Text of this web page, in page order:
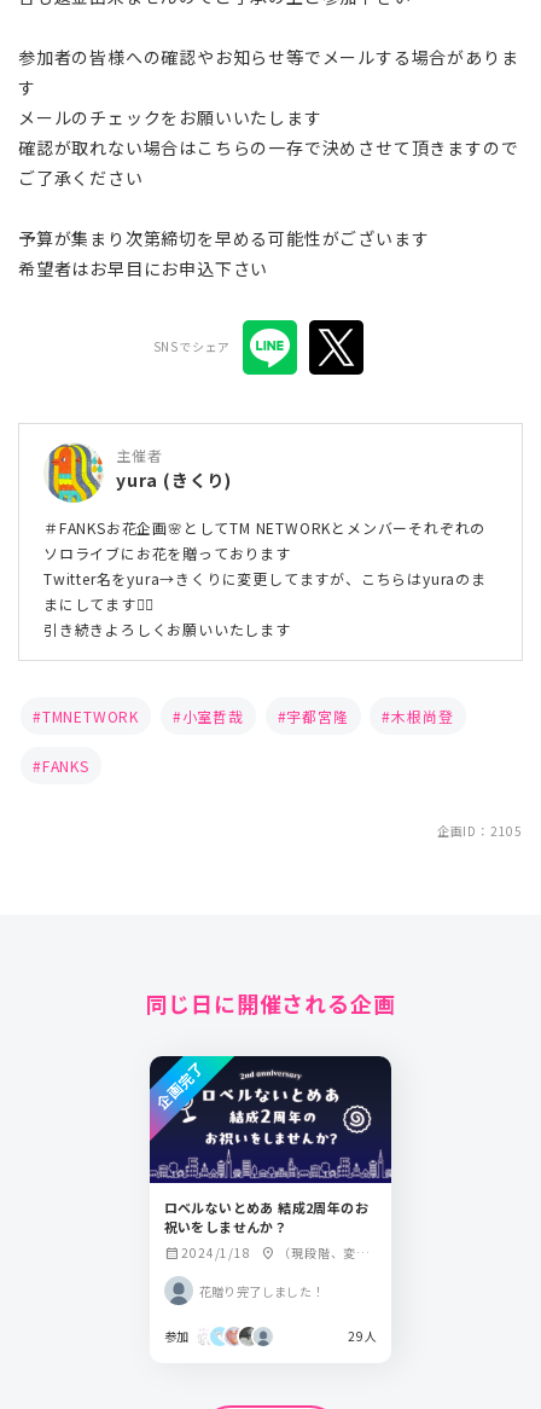
参加者の皆様への確認やお知らせ等でメールする場合がありま
す
メールのチェックをお願いいたします
確認が取れない場合はこちらの一存で決めさせて頂きますので
ご了承ください
予算が集まり次第締切を早める可能性がございます
希望者はお早目にお申込下さい
SNSでシェア
主催者
yura (きくり)
＃FANKSお花企画🌸としてTM NETWORKとメンバーそれぞれの
ソロライブにお花を贈っております
Twitter名をyura→きくりに変更してますが、こちらはyuraのま
まにしてます🙇‍♀️
引き続きよろしくお願いいたします
TMNETWORK 小室哲哉 宇都宮隆 木根尚登
FANKS
企画ID：2105
同じ日に開催される企画
ロベルないとめあ 結成2周年のお
祝いをしませんか？
calendar_month 2024/1/18 location_on
（現段階、変更
あります）北海道/
レビ塔、神奈川県/
ワー、愛知県/名古
花贈り完了しました！
参加 29人
企画完了